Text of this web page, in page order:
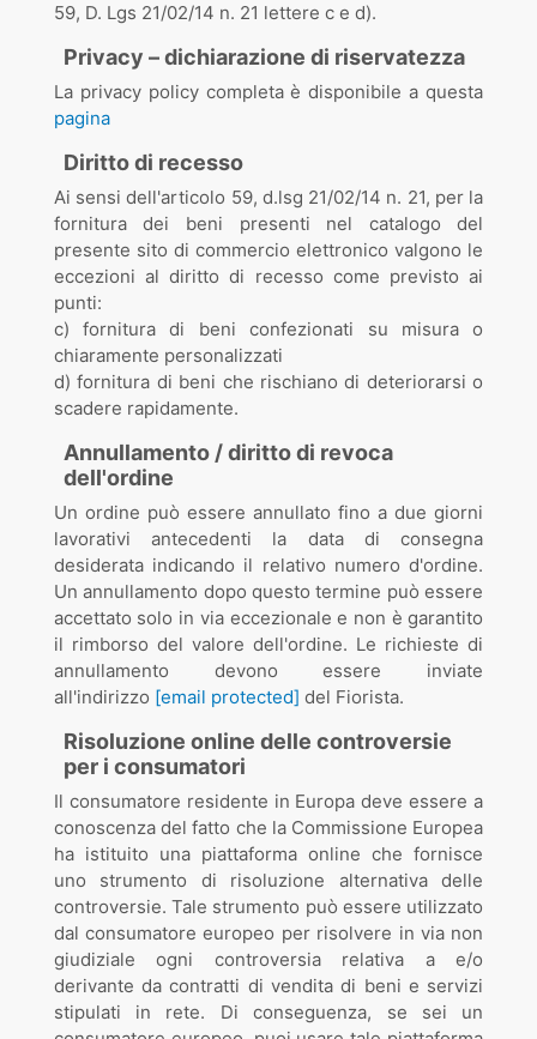
59, D. Lgs 21/02/14 n. 21 lettere c e d).
Privacy – dichiarazione di riservatezza
La privacy policy completa è disponibile a questa
pagina
Diritto di recesso
Ai sensi dell'articolo 59, d.lsg 21/02/14 n. 21, per la
fornitura dei beni presenti nel catalogo del
presente sito di commercio elettronico valgono le
eccezioni al diritto di recesso come previsto ai
punti:
c) fornitura di beni confezionati su misura o
chiaramente personalizzati
d) fornitura di beni che rischiano di deteriorarsi o
scadere rapidamente.
Annullamento / diritto di revoca
dell'ordine
Un ordine può essere annullato fino a due giorni
lavorativi antecedenti la data di consegna
desiderata indicando il relativo numero d'ordine.
Un annullamento dopo questo termine può essere
accettato solo in via eccezionale e non è garantito
il rimborso del valore dell'ordine. Le richieste di
annullamento devono essere inviate
all'indirizzo [email protected] del Fiorista.
Risoluzione online delle controversie
per i consumatori
Il consumatore residente in Europa deve essere a
conoscenza del fatto che la Commissione Europea
ha istituito una piattaforma online che fornisce
uno strumento di risoluzione alternativa delle
controversie. Tale strumento può essere utilizzato
dal consumatore europeo per risolvere in via non
giudiziale ogni controversia relativa a e/o
derivante da contratti di vendita di beni e servizi
stipulati in rete. Di conseguenza, se sei un